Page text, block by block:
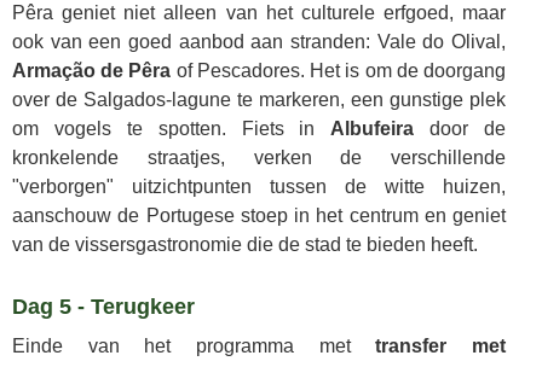
Pêra geniet niet alleen van het culturele erfgoed, maar
ook van een goed aanbod aan stranden: Vale do Olival,
Armação de Pêra of Pescadores. Het is om de doorgang
over de Salgados-lagune te markeren, een gunstige plek
om vogels te spotten. Fiets in Albufeira door de
kronkelende straatjes, verken de verschillende
"verborgen" uitzichtpunten tussen de witte huizen,
aanschouw de Portugese stoep in het centrum en geniet
van de vissersgastronomie die de stad te bieden heeft.
Dag 5 - Terugkeer
Einde van het programma mettransfer met